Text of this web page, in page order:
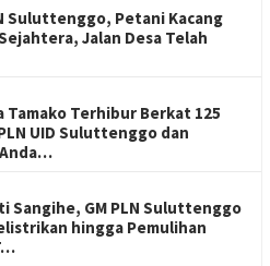
Suluttenggo, Petani Kacang
Jalan Desa Telah
Tamako Terhibur Berkat 125
UID Suluttenggo dan
Sangihe, GM PLN Suluttenggo
hingga Pemulihan